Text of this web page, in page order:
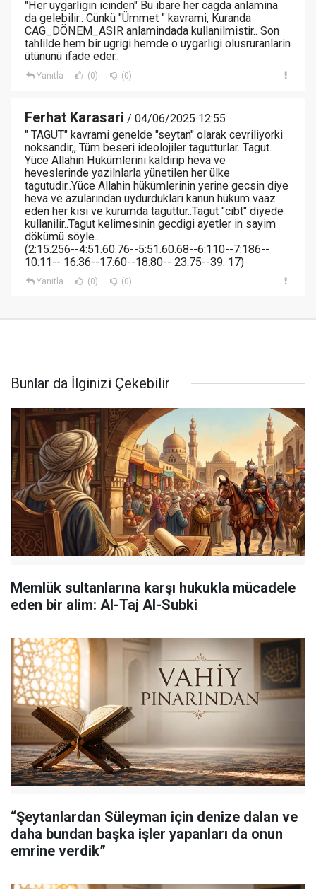
"Her uygarligin icinden" Bu ibare her cagda anlamina
da gelebilir.. Cünkü "Ümmet " kavrami, Kuranda
CAG_DÖNEM_ASIR anlamindada kullanilmistir.. Son
tahlilde hem bir ugrigi hemde o uygarligi olusruranlarin
ütününü ifade eder..
Yanıtla (0) (0)
Ferhat Karasari / 04/06/2025 12:55
" TAGUT" kavrami genelde "seytan" olarak cevriliyorki
noksandir,, Tüm beseri ideolojiler tagutturlar. Tagut.
Yüce Allahin Hükümlerini kaldirip heva ve
heveslerinde yazilnlarla yünetilen her ülke
tagutudir..Yüce Allahin hükümlerinin yerine gecsin diye
heva ve azularindan uydurduklari kanun hüküm vaaz
eden her kisi ve kurumda taguttur..Tagut "cibt" diyede
kullanilir..Tagut kelimesinin gecdigi ayetler in sayim
dökümü söyle..
(2:15.256--4:51.60.76--5:51.60.68--6:110--7:186--
10:11-- 16:36--17:60--18:80-- 23:75--39: 17)
Yanıtla (0) (0)
Bunlar da İlginizi Çekebilir
Memlük sultanlarına karşı hukukla mücadele
eden bir alim: Al-Taj Al-Subki
“Şeytanlardan Süleyman için denize dalan ve
daha bundan başka işler yapanları da onun
emrine verdik”